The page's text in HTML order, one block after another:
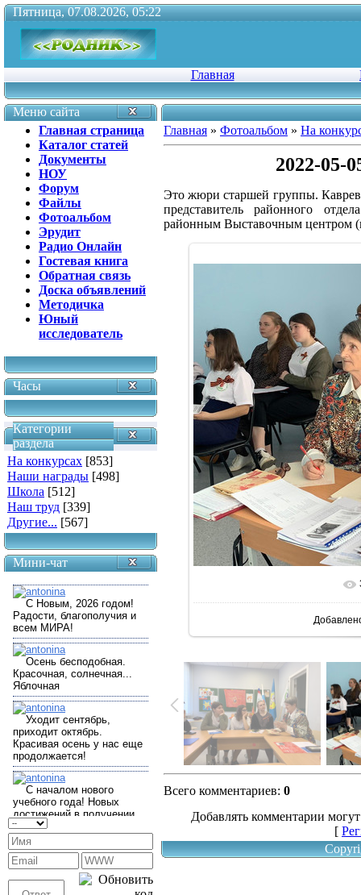
Пятница, 07.08.2026, 05:22
Главная
Меню сайта
Главная страница
Каталог статей
Документы
НОУ
Форум
Файлы
Фотоальбом
Эрудит
Радио Онлайн
Гостевая книга
Обратная связь
Доска объявлений
Методичка
Юный
исследователь
Часы
Категории
раздела
На конкурсах [853]
Наши награды [498]
Школа [512]
Наш труд [339]
Другие... [567]
Мини-чат
Главная » Фотоальбом » На
2022-05-
Это жюри старшей группы.
представитель районного
районным Выставочным центром
В
Всего комментариев: 0
Добавлять комментарии
[